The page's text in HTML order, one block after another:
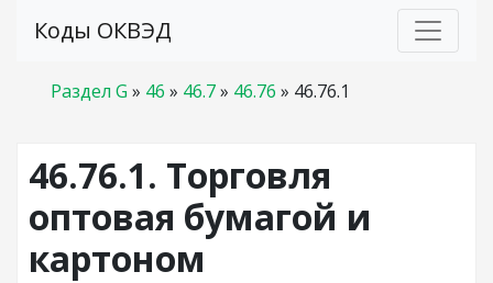
Коды ОКВЭД
Раздел G » 46 » 46.7» 46.76 » 46.76.1
46.76.1. Торговля
оптовая бумагой и
картоном